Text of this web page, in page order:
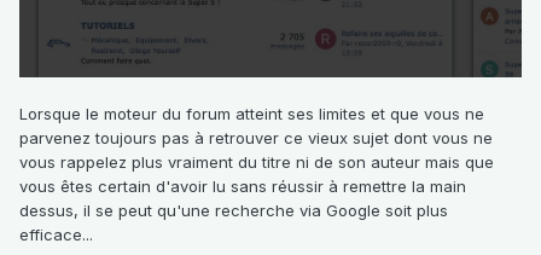
Lorsque le moteur du forum atteint ses limites et que vous ne
parvenez toujours pas à retrouver ce vieux sujet dont vous ne
vous rappelez plus vraiment du titre ni de son auteur mais que
vous êtes certain d'avoir lu sans réussir à remettre la main
dessus, il se peut qu'une recherche via Google soit plus
efficace...